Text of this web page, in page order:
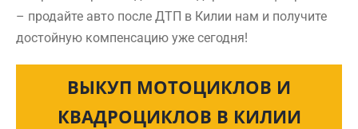
– продайте авто после ДТП в Килии нам и получите
достойную компенсацию уже сегодня!
ВЫКУП МОТОЦИКЛОВ И
КВАДРОЦИКЛОВ В КИЛИИ